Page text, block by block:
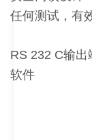
任何测试，有
RS 232 C输
软件